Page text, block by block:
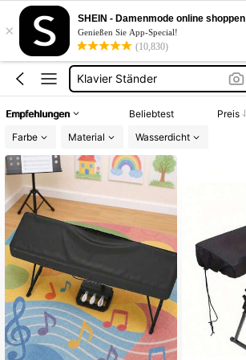
×
SHEIN - Damenmode online shoppen
Genießen Sie App-Special!
(10,830)
Geigen Koffer
Klavier
Keyboard Piano
Klavier Ständer
Klavier
Empfehlungen Beliebtest Preis
Farbe
Material Wasserdicht